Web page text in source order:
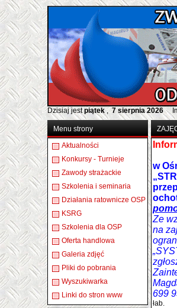
Dzisiaj jestpiątek,7 sierpnia 2026
Menu strony
Aktualności
Konkursy - Turnieje
Zawody strażackie
Szkolenia i seminaria
Działania ratownicze OSP
KSRG
Szkolenia dla OSP
Oferta handlowa
Galeria zdjęć
Pliki do pobrania
Wyszukiwarka
Linki do stron www
16
w
Ze
na
699
łab.